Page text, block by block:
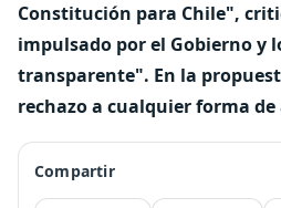
Constitución para Chile",
impulsado por el Gobierno y
transparente". En la
rechazo a cualquier forma
Compartir